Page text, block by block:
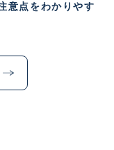
意点をわかりやす